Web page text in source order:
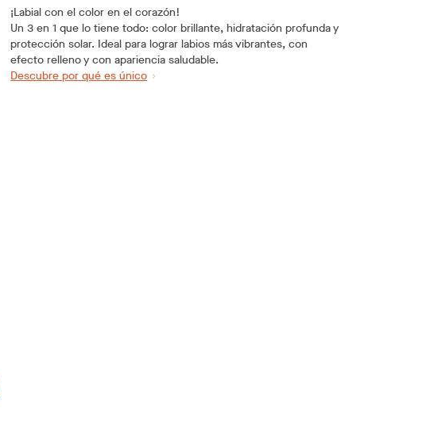
¡Labial con el color en el corazón!
Un 3 en 1 que lo tiene todo: color brillante, hidratación profunda y
protección solar. Ideal para lograr labios más vibrantes, con
efecto relleno y con apariencia saludable.
Descubre por qué es único